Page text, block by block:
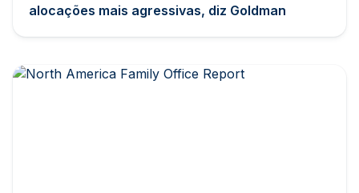
alocações mais agressivas, diz Goldman